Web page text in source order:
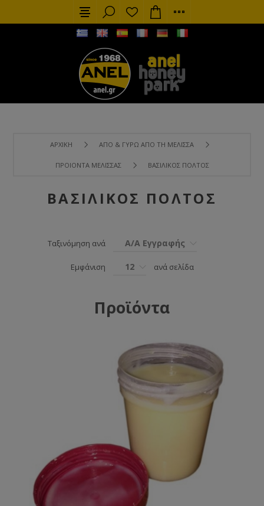
ΑΡΧΙΚΉ ΑΠΌ & ΓΎΡΩ ΑΠΌ ΤΗ ΜΈΛΙΣΣΑ
ΠΡΟΙΌΝΤΑ ΜΈΛΙΣΣΑΣ ΒΑΣΙΛΙΚΌΣ ΠΟΛΤΌΣ
ΒΑΣΙΛΙΚΌΣ ΠΟΛΤΌΣ
Ταξινόμηση ανά Α/Α Εγγραφής
Εμφάνιση 12 ανά σελίδα
Προϊόντα